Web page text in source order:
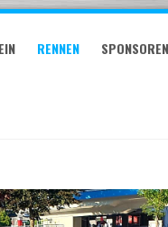
RENNEN SPONSOREN